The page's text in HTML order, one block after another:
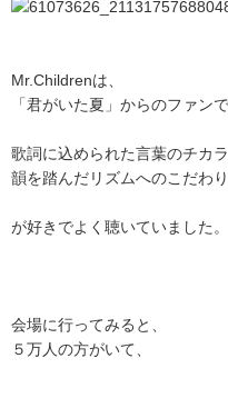
Mr.Childrenは、
「君がいた夏」からのファンで
歌詞に込められた言葉のチカ
韻を踏んだリズムへのこだわり
が好きでよく聴いていました。
会場に行ってみると、
５万人の方がいて、